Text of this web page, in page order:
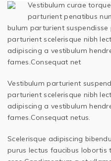
Vestibulum curae
parturient penatibus
bulum parturient
parturient scelerisque nibh
adipiscing a vestibulum
fames.Consequat net
Vestibulum parturient
parturient scelerisque nibh
adipiscing a vestibulum
fames.Consequat netus.
Scelerisque adipiscing
purus lectus faucibus lobortis